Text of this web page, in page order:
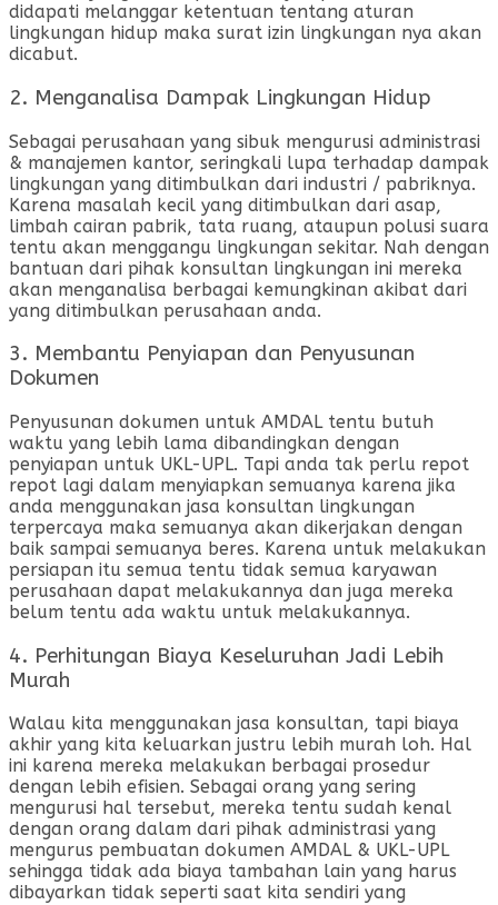
didapati melanggar ketentuan tentang aturan
lingkungan hidup maka surat izin lingkungan nya akan
dicabut.
2. Menganalisa Dampak Lingkungan Hidup
Sebagai perusahaan yang sibuk mengurusi administrasi
& manajemen kantor, seringkali lupa terhadap dampak
lingkungan yang ditimbulkan dari industri / pabriknya.
Karena masalah kecil yang ditimbulkan dari asap,
limbah cairan pabrik, tata ruang, ataupun polusi suara
tentu akan menggangu lingkungan sekitar. Nah dengan
bantuan dari pihak konsultan lingkungan ini mereka
akan menganalisa berbagai kemungkinan akibat dari
yang ditimbulkan perusahaan anda.
3. Membantu Penyiapan dan Penyusunan
Dokumen
Penyusunan dokumen untuk AMDAL tentu butuh
waktu yang lebih lama dibandingkan dengan
penyiapan untuk UKL-UPL. Tapi anda tak perlu repot
repot lagi dalam menyiapkan semuanya karena jika
anda menggunakan jasa konsultan lingkungan
terpercaya maka semuanya akan dikerjakan dengan
baik sampai semuanya beres. Karena untuk melakukan
persiapan itu semua tentu tidak semua karyawan
perusahaan dapat melakukannya dan juga mereka
belum tentu ada waktu untuk melakukannya.
4. Perhitungan Biaya Keseluruhan Jadi Lebih
Murah
Walau kita menggunakan jasa konsultan, tapi biaya
akhir yang kita keluarkan justru lebih murah loh. Hal
ini karena mereka melakukan berbagai prosedur
dengan lebih efisien. Sebagai orang yang sering
mengurusi hal tersebut, mereka tentu sudah kenal
dengan orang dalam dari pihak administrasi yang
mengurus pembuatan dokumen AMDAL & UKL-UPL
sehingga tidak ada biaya tambahan lain yang harus
dibayarkan tidak seperti saat kita sendiri yang